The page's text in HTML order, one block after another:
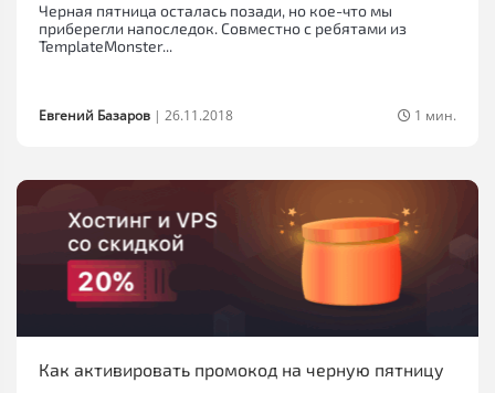
Черная пятница осталась позади, но кое-что мы
приберегли напоследок. Совместно с ребятами из
TemplateMonster...
Евгений Базаров | 26.11.2018 1 мин.
Как активировать промокод на черную пятницу